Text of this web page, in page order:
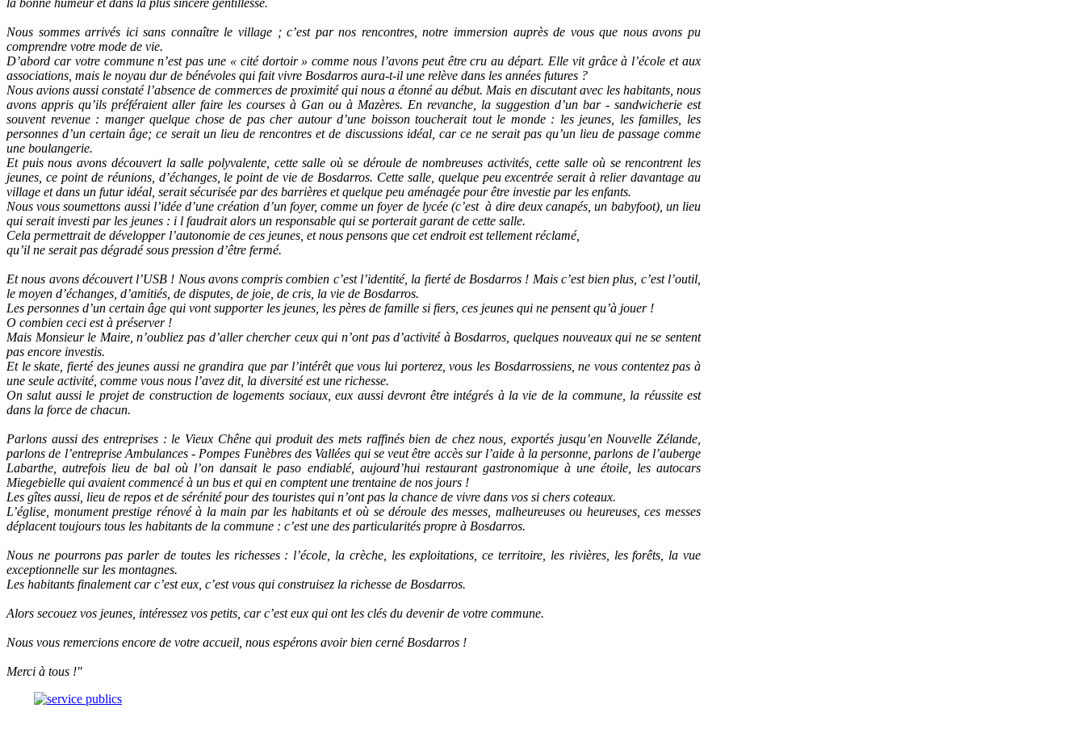
la bonne humeur et dans la plus sincère gentillesse.
Nous sommes arrivés ici sans connaître le village ; c’est par nos rencontres, notre immersion auprès de vous que nous avons pu
comprendre votre mode de vie.
D’abord car votre commune n’est pas une « cité dortoir » comme nous l’avons peut être cru au départ. Elle vit grâce à l’école et aux
associations, mais le noyau dur de bénévoles qui fait vivre Bosdarros aura-t-il une relève dans les années futures ?
Nous avions aussi constaté l’absence de commerces de proximité qui nous a étonné au début. Mais en discutant avec les habitants, nous
avons appris qu’ils préféraient aller faire les courses à Gan ou à Mazères. En revanche, la suggestion d’un bar - sandwicherie est
souvent revenue : manger quelque chose de pas cher autour d’une boisson toucherait tout le monde : les jeunes, les familles, les
personnes d’un certain âge; ce serait un lieu de rencontres et de discussions idéal, car ce ne serait pas qu’un lieu de passage comme
une boulangerie.
Et puis nous avons découvert la salle polyvalente, cette salle où se déroule de nombreuses activités, cette salle où se rencontrent les
jeunes, ce point de réunions, d’échanges, le point de vie de Bosdarros. Cette salle, quelque peu excentrée serait à relier davantage au
village et dans un futur idéal, serait sécurisée par des barrières et quelque peu aménagée pour être investie par les enfants.
Nous vous soumettons aussi l’idée d’une création d’un foyer, comme un foyer de lycée (c’està dire deux canapés, un babyfoot), un lieu
qui serait investi par les jeunes : i l faudrait alors un responsable qui se porterait garant de cette salle.
Cela permettrait de développer l’autonomie de ces jeunes, et nous pensons que cet endroit est tellement réclamé,
qu’il ne serait pas dégradé sous pression d’être fermé.
Et nous avons découvert l’USB ! Nous avons compris combien c’est l’identité, la fierté de Bosdarros ! Mais c’est bien plus, c’est l’outil,
le moyen d’échanges, d’amitiés, de disputes, de joie, de cris, la vie de Bosdarros.
Les personnes d’un certain âge qui vont supporter les jeunes, les pères de famille si fiers, ces jeunes qui ne pensent qu’à jouer !
O combien ceci est à préserver !
Mais Monsieur le Maire, n’oubliez pas d’aller chercher ceux qui n’ont pas d’activité à Bosdarros, quelques nouveaux qui ne se sentent
pas encore investis.
Et le skate, fierté des jeunes aussi ne grandira que par l’intérêt que vous lui porterez, vous les Bosdarrossiens, ne vous contentez pas à
une seule activité, comme vous nous l’avez dit, la diversité est une richesse.
On salut aussi le projet de construction de logements sociaux, eux aussi devront être intégrés à la vie de la commune, la réussite est
dans la force de chacun.
Parlons aussi des entreprises : le Vieux Chêne qui produit des mets raffinés bien de chez nous, exportés jusqu’en Nouvelle Zélande,
parlons de l’entreprise Ambulances - Pompes Funèbres des Vallées qui se veut être accès sur l’aide à la personne, parlons de l’auberge
Labarthe, autrefois lieu de bal où l’on dansait le paso endiablé, aujourd’hui restaurant gastronomique à une étoile, les autocars
Miegebielle qui avaient commencé à un bus et qui en comptent une trentaine de nos jours !
Les gîtes aussi, lieu de repos et de sérénité pour des touristes qui n’ont pas la chance de vivre dans vos si chers coteaux.
L’église, monument prestige rénové à la main par les habitants et où se déroule des messes, malheureuses ou heureuses, ces messes
déplacent toujours tous les habitants de la commune : c’est une des particularités propre à Bosdarros.
Nous ne pourrons pas parler de toutes les richesses : l’école, la crèche, les exploitations, ce territoire, les rivières, les forêts, la vue
exceptionnelle sur les montagnes.
Les habitants finalement car c’est eux, c’est vous qui construisez la richesse de Bosdarros.
Alors secouez vos jeunes, intéressez vos petits, car c’est eux qui ont les clés du devenir de votre commune.
Nous vous remercions encore de votre accueil, nous espérons avoir bien cerné Bosdarros !
Merci à tous !"